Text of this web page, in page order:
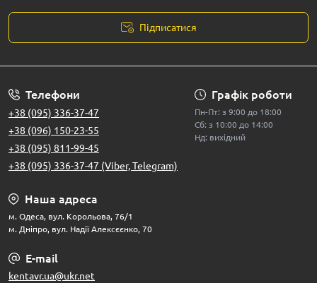
Підписатися
Телефони
+38 (095) 336-37-47
+38 (096) 150-23-55
+38 (095) 811-99-45
+38 (095) 336-37-47 (Viber, Telegram)
Графік роботи
Пн-Пт: з 9:00 до 18:00
Сб: з 10:00 до 14:00
Нд: вихідний
Наша адреса
м. Одеса, вул. Корольова, 76/1
м. Дніпро, вул. Надії Алексєєнко, 70
E-mail
kentavr.ua@ukr.net